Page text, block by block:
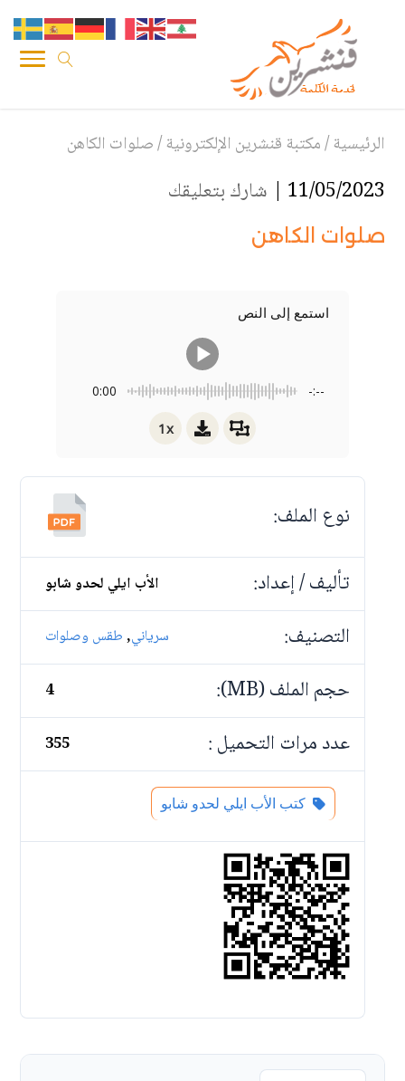
الرئيسية/مكتبة قنشرين الإلكترونية/صلوات الكاهن
11/05/2023 | شارك بتعليقك
صلوات الكاهن
استمع إلى النص
0:00 -:--
1x
نوع الملف:
تأليف / إعداد:
الأب ايلي لحدو شابو
التصنيف: سرياني,طقس وصلوات
حجم الملف (MB): 4
عدد مرات التحميل : 355
كتب الأب ايلي لحدو شابو